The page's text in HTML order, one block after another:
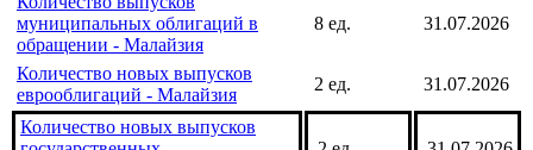
Количество выпусков
корпоративных облигаций в
обращении - Малайзия
4 698 ед. 31.07.2026
Количество выпусков
муниципальных облигаций в
обращении - Малайзия